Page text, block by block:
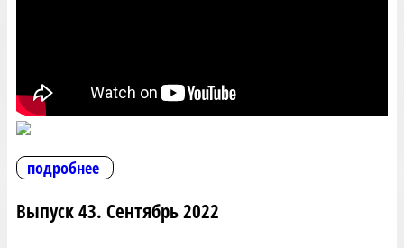
подробнее
Выпуск 43. Сентябрь 2022